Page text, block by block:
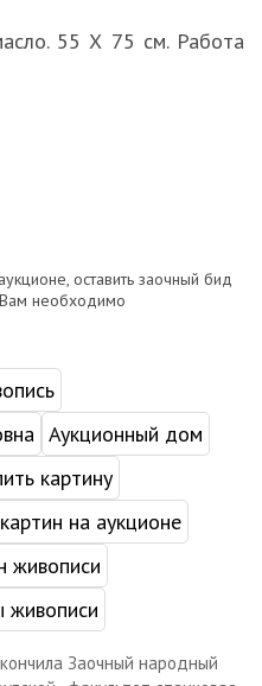
55 Х 75 см. Работа
оставить заочный бид
Вам необходимо
Аукционный дом
картину
на аукционе
живописи
живописи
Заочный народный